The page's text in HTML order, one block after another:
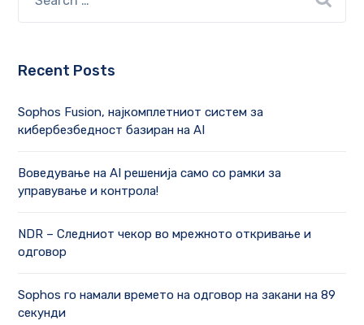
Recent Posts
Sophos Fusion, најкомплетниот систем за
кибербезбедност базиран на AI
Воведување на AI решенија само со рамки за
управување и контрола!
NDR – Следниот чекор во мрежното откривање и
одговор
Sophos го намали времето на одговор на закани на 89
секунди